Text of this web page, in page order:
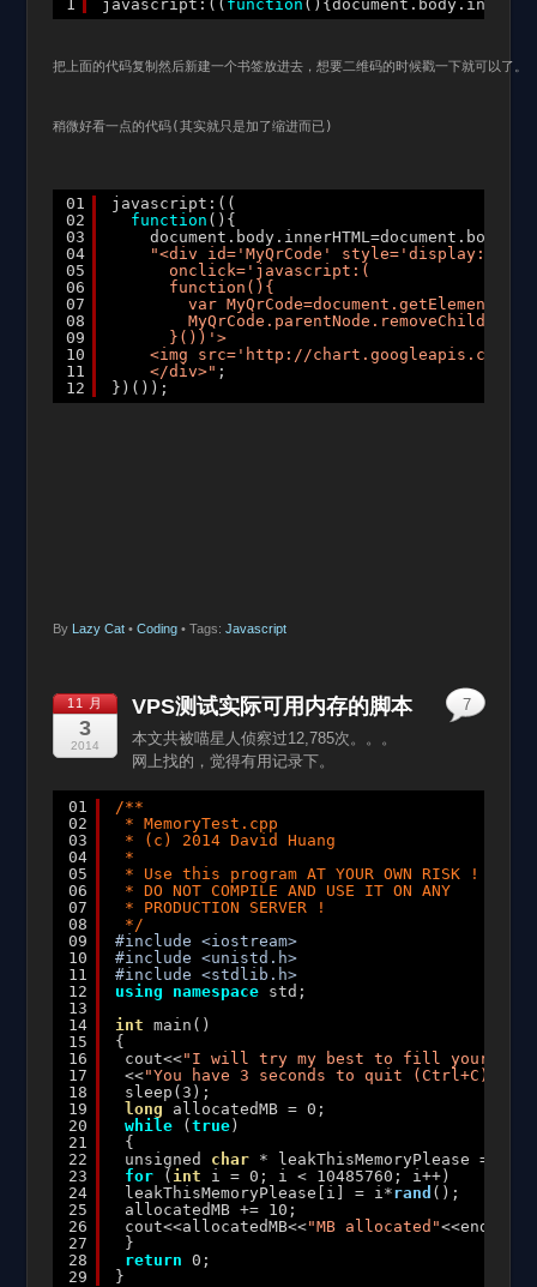
1 javascript:(( function
把上面的代码复制然后新建一个书签放进去，想要二维码的时候戳一下就可以了。
稍微好看一点的代码(其实就只是加了缩进而已)
01
02
03
04
05
06
07
08
09
10
11
12
javascript:((
function (){
"<div id='MyQrCode'
onclick='javascript:(
function(){
var
}())'>
<img src='http://chart.googleapis.com/
</div>" ;
})());
By Lazy Cat• Coding • Tags: Javascript
11 月
3
2014
VPS测试实际可用内存的脚本
本文共被喵星人侦察过12,785次。。。
网上找的，觉得有用记录下。
01
02
03
04
05
06
07
08
09
10
11
12
13
14
15
16
17
18
19
20
21
22
23
24
25
26
27
28
29
/**
* MemoryTest.cpp
* (c) 2014 David Huang
*
* Use this program AT YOUR OWN RISK !
* DO NOT COMPILE AND USE IT ON ANY
* PRODUCTION SERVER !
*/
#include <iostream>
#include <unistd.h>
#include <stdlib.h>
using
namespace
std;
int main()
{
cout<<"I will try my best to fill your
<<"You have 3 seconds to quit (Ctrl+C)"
sleep(3);
long
allocatedMB = 0;
while
( true)
{
unsigned char * leakThisMemoryPlease =
for
( int
i = 0; i < 10485760; i++)
leakThisMemoryPlease[i] = i*rand ();
allocatedMB += 10;
cout<<allocatedMB<<"MB allocated"<<endl;
}
return 0;
}
7